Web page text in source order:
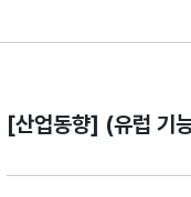
[산업동향]